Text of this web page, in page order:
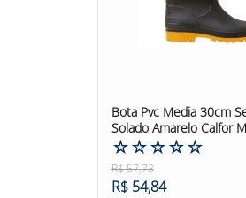
Bota Pvc Media 30cm
Solado Amarelo Calfor
☆☆☆☆☆
R$57,73
R$ 54,84